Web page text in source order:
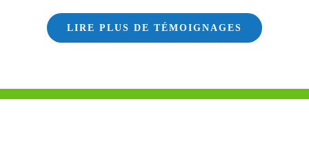
LIRE PLUS DE TÉMOIGNAGES